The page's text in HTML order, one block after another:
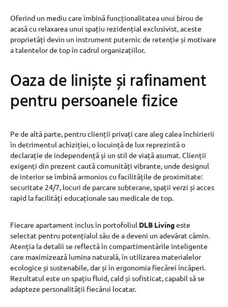
Oferind un mediu care îmbină funcționalitatea unui birou de
acasă cu relaxarea unui spațiu rezidențial exclusivist, aceste
proprietăți devin un instrument puternic de retenție și motivare
a talentelor de top în cadrul organizațiilor.
Oaza de liniște și rafinament
pentru persoanele fizice
Pe de altă parte, pentru clienții privați care aleg calea închirierii
în detrimentul achiziției, o locuință de lux reprezintă o
declarație de independență și un stil de viață asumat. Clienții
exigenți din prezent caută comunități vibrante, unde designul
de interior se îmbină armonios cu facilitățile de proximitate:
securitate 24/7, locuri de parcare subterane, spații verzi și acces
rapid la facilități educaționale sau medicale de top.
Fiecare apartament inclus în portofoliul DLB Livingeste
selectat pentru potențialul său de a deveni un adevărat cămin.
Atenția la detalii se reflectă în compartimentările inteligente
care maximizează lumina naturală, în utilizarea materialelor
ecologice și sustenabile, dar și în ergonomia fiecărei încăperi.
Rezultatul este un spațiu fluid, cald și sofisticat, capabil să se
adapteze personalității fiecărui locatar.